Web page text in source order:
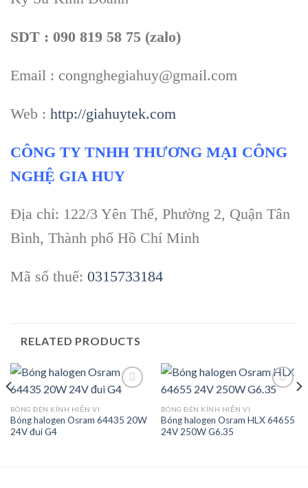
SDT : 090 819 58 75 (zalo)
Email : congnghegiahuy@gmail.com
Web : http://giahuytek.com
CÔNG TY TNHH THƯƠNG MẠI CÔNG
NGHỆ GIA HUY
Địa chỉ: 122/3 Yên Thế, Phường 2, Quận Tân
Bình, Thành phố Hồ Chí Minh
Mã số thuế: 0315733184
RELATED PRODUCTS
Add to
BÓNG ĐÈN KÍNH HIỂN VI
Bóng halogen Osram 64435 20W
24V đui G4
Add to
BÓNG ĐÈN KÍNH HIỂN VI
Bóng halogen Osram HLX 64655
24V 250W G6.35